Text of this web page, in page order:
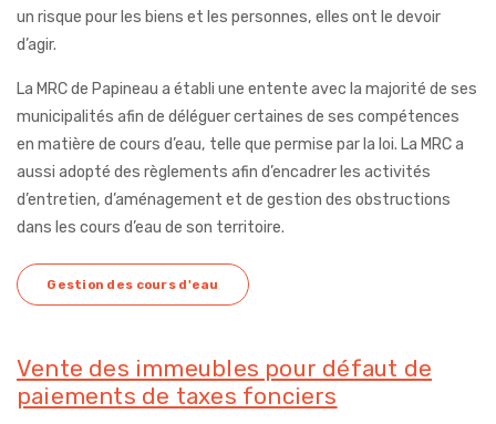
un risque pour les biens et les personnes, elles ont le devoir
d’agir.
La MRC de Papineau a établi une entente avec la majorité de ses
municipalités afin de déléguer certaines de ses compétences
en matière de cours d’eau, telle que permise par la loi. La MRC a
aussi adopté des règlements afin d’encadrer les activités
d’entretien, d’aménagement et de gestion des obstructions
dans les cours d’eau de son territoire.
Gestion des cours d'eau
Vente des immeubles pour défaut de
paiements de taxes fonciers